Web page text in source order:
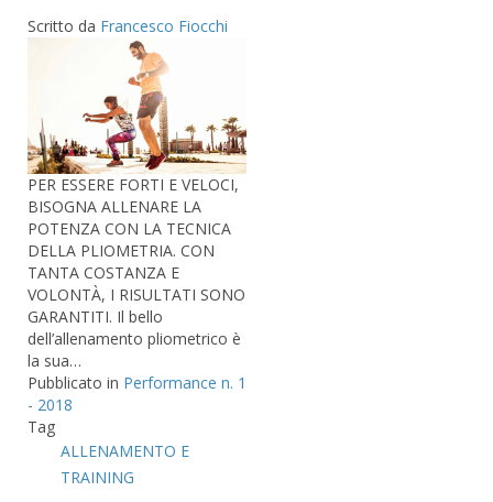
Scritto da Francesco Fiocchi
PER ESSERE FORTI E VELOCI,
BISOGNA ALLENARE LA
POTENZA CON LA TECNICA
DELLA PLIOMETRIA. CON
TANTA COSTANZA E
VOLONTÀ, I RISULTATI SONO
GARANTITI. Il bello
dell’allenamento pliometrico è
la sua…
Pubblicato in Performance n. 1
- 2018
Tag
ALLENAMENTO E
TRAINING